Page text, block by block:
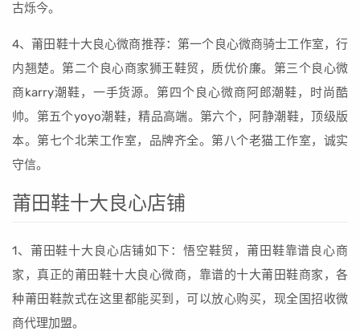
古烁今。
4、莆田鞋十大良心微商推荐：第一个良心微商骑士工作室，行
内翘楚。第二个良心商家狮王鞋贸，质优价廉。第三个良心微
商karry潮鞋，一手货源。第四个良心微商阿郎潮鞋，时尚酷
帅。第五个yoyo潮鞋，精品高端。第六个，阿静潮鞋，顶级版
本。第七个北茉工作室，品牌齐全。第八个老猫工作室，诚实
守信。
莆田鞋十大良心店铺
1、莆田鞋十大良心店铺如下：悟空鞋贸，莆田鞋靠谱良心商
家，真正的莆田鞋十大良心微商，靠谱的十大莆田鞋商家，各
种莆田鞋款式在这里都能买到，可以放心购买，现全国招收微
商代理加盟。